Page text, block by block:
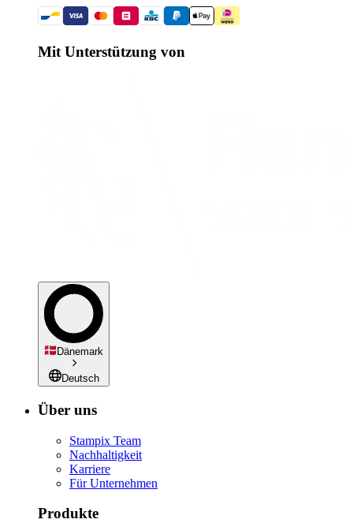
Mit Unterstützung von
Dänemark
Deutsch
Über uns
Stampix Team
Nachhaltigkeit
Karriere
Für Unternehmen
Produkte